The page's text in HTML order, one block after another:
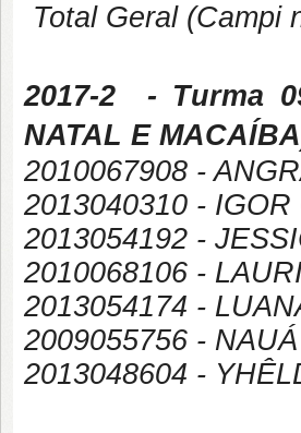
Total Geral (Campi
2017-2 - Turma
NATAL E MACAÍBA
2010067908 -
2013040310 -
2013054192 -
2010068106 -
2013054174 -
2009055756 -
2013048604 -